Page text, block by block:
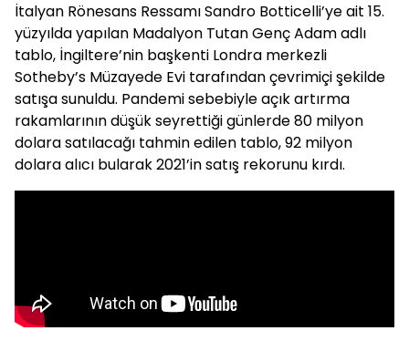
İtalyan Rönesans Ressamı Sandro Botticelli’ye ait 15.
yüzyılda yapılan Madalyon Tutan Genç Adam adlı
tablo, İngiltere’nin başkenti Londra merkezli
Sotheby’s Müzayede Evi tarafından çevrimiçi şekilde
satışa sunuldu. Pandemi sebebiyle açık artırma
rakamlarının düşük seyrettiği günlerde 80 milyon
dolara satılacağı tahmin edilen tablo, 92 milyon
dolara alıcı bularak 2021’in satış rekorunu kırdı.